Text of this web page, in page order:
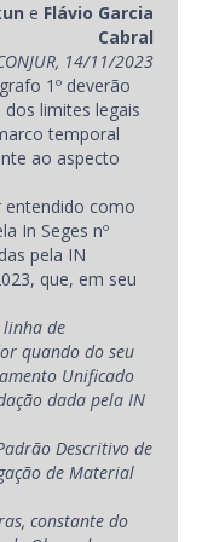
e Flávio Garcia
Cabral
14/11/2023
1º deverão
limites legais
temporal
ao aspecto
entendido como
In Seges nº
pela IN
que, em seu
linha de
quando do seu
Unificado
ção dada pela IN
Descritivo de
de Material
constante do